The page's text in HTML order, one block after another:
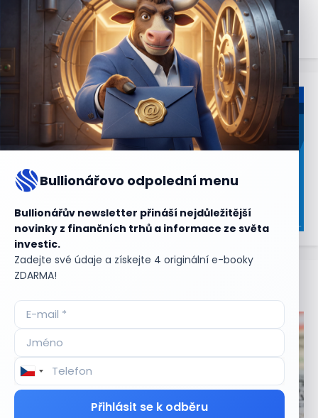
Bullionářovo odpolední menu
Bullionářův newsletter přináší nejdůležitější
novinky z finančních trhů a informace ze světa
investic.
Zadejte své údaje a získejte 4 originální e-booky
ZDARMA!
Přihlásit se k odběru
Aktuální